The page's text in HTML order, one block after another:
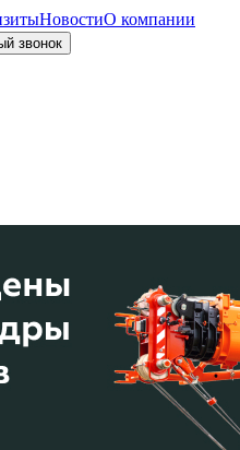
НовостиО компании
звонок